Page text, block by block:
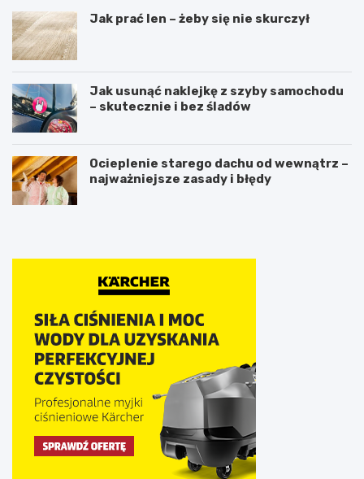
Jak prać len – żeby się nie skurczył
Jak usunąć naklejkę z szyby samochodu
– skutecznie i bez śladów
Ocieplenie starego dachu od wewnątrz –
najważniejsze zasady i błędy